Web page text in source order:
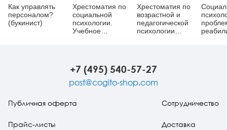
Как управлять
персоналом?
(букинист)
Хрестоматия по
социальной
психологии.
Учебное
Хрестоматия по
возрастной и
педагогической
психологии
+7 (495) 540-57-27
post@cogito-shop.com
Публичная оферта
Прайс-листы
Сотрудничество
Доставка